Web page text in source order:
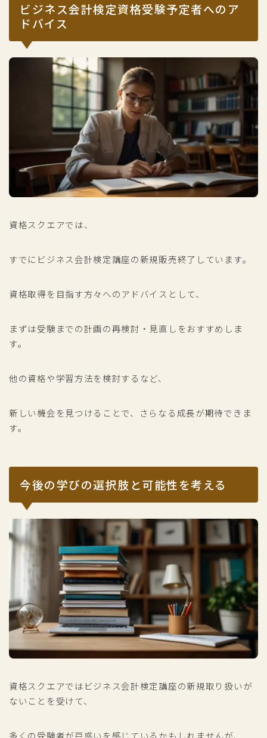
ビジネス会計検定資格受験予定者へのア
ドバイス
資格スクエアでは、
すでにビジネス会計検定講座の新規販売終了しています。
資格取得を目指す方々へのアドバイスとして、
まずは受験までの計画の再検討・見直しをおすすめしま
す。
他の資格や学習方法を検討するなど、
新しい機会を見つけることで、さらなる成長が期待できま
す。
今後の学びの選択肢と可能性を考える
資格スクエアではビジネス会計検定講座の新規取り扱いが
ないことを受けて、